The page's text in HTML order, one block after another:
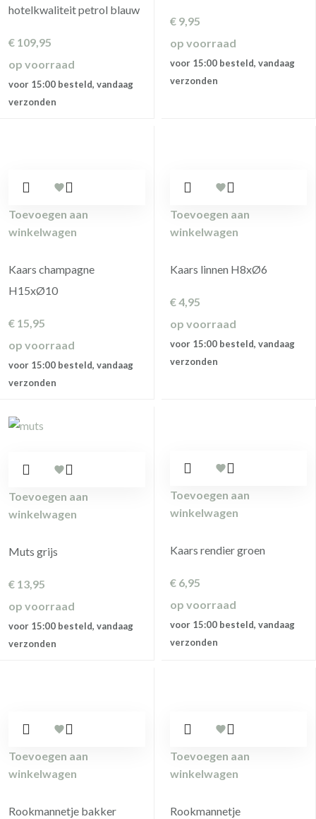
hotelkwaliteit petrol blauw
€ 109,95
op voorraad
voor 15:00 besteld, vandaag
verzonden
€ 9,95
op voorraad
voor 15:00 besteld, vandaag
verzonden
Toevoegen aan
winkelwagen
Kaars champagne
H15xØ10
€ 15,95
op voorraad
voor 15:00 besteld, vandaag
verzonden
Toevoegen aan
winkelwagen
Kaars linnen H8xØ6
€4,95
op voorraad
voor 15:00 besteld, vandaag
verzonden
Toevoegen aan
winkelwagen
Muts grijs
€ 13,95
op voorraad
voor 15:00 besteld, vandaag
verzonden
Toevoegen aan
winkelwagen
Kaars rendier groen
€ 6,95
op voorraad
voor 15:00 besteld, vandaag
verzonden
Toevoegen aan
winkelwagen
Rookmannetje bakker
Toevoegen aan
winkelwagen
Rookmannetje